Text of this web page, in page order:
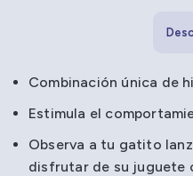
Combinación única de
Estimula el
Observa a tu gatito
disfrutar de su juguete